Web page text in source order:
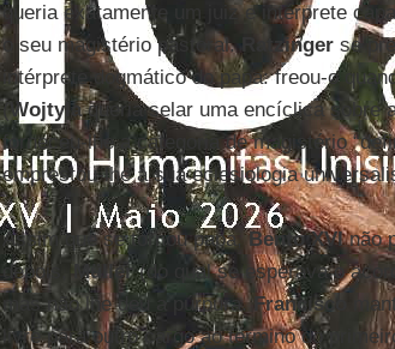
queria exatamente um juiz e intérprete
o seu magistério pastoral.
Ratzingerse
intérprete dogmático do papa: freou-o
(Wojtylaqueria selar uma encíclica sobre
forneceu-lhe a categoria de magistério
emprestou-lhe a sua eclesiologia
Assim que se tornou papa,Bento XVInão
depois,
Müller(do qual se esperava o
mas não lhe deu a púrpura.Francisco
livre para outro cargo ao término do